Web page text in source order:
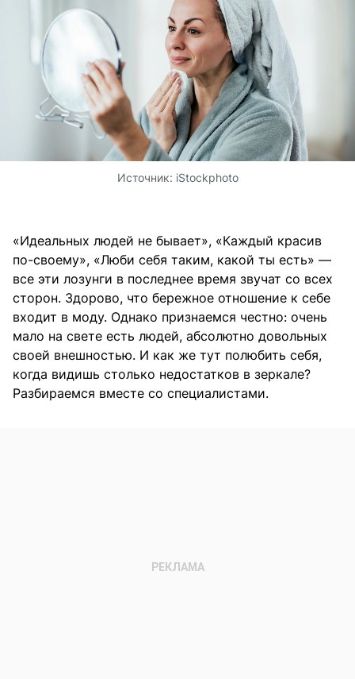
Источник: iStockphoto
«Идеальных людей не бывает», «Каждый красив
по-своему», «Люби себя таким, какой ты есть» —
все эти лозунги в последнее время звучат со всех
сторон. Здорово, что бережное отношение к себе
входит в моду. Однако признаемся честно: очень
мало на свете есть людей, абсолютно довольных
своей внешностью. И как же тут полюбить себя,
когда видишь столько недостатков в зеркале?
Разбираемся вместе со специалистами.